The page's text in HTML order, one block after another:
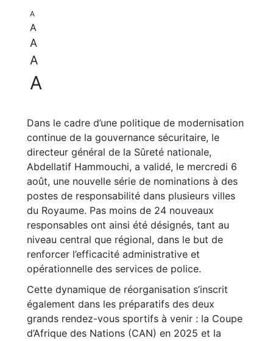
A
A
A
A
A
Dans le cadre d’une politique de modernisation
continue de la gouvernance sécuritaire, le
directeur général de la Sûreté nationale,
Abdellatif Hammouchi, a validé, le mercredi 6
août, une nouvelle série de nominations à des
postes de responsabilité dans plusieurs villes
du Royaume. Pas moins de 24 nouveaux
responsables ont ainsi été désignés, tant au
niveau central que régional, dans le but de
renforcer l’efficacité administrative et
opérationnelle des services de police.
Cette dynamique de réorganisation s’inscrit
également dans les préparatifs des deux
grands rendez-vous sportifs à venir : la Coupe
d’Afrique des Nations (CAN) en 2025 et la